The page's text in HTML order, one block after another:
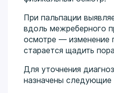
При пальпации
вдоль межреберного
осмотре — изменение
старается щадить
Для уточнения
назначены